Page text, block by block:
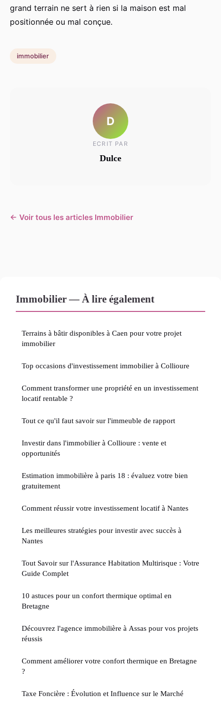
grand terrain ne sert à rien si la maison est mal
positionnée ou mal conçue.
immobilier
D
ECRIT PAR
Dulce
← Voir tous les articles Immobilier
Immobilier — À lire également
Terrains à bâtir disponibles à Caen pour votre projet
immobilier
Top occasions d'investissement immobilier à Collioure
Comment transformer une propriété en un investissement
locatif rentable ?
Tout ce qu'il faut savoir sur l'immeuble de rapport
Investir dans l'immobilier à Collioure : vente et
opportunités
Estimation immobilière à paris 18 : évaluez votre bien
gratuitement
Comment réussir votre investissement locatif à Nantes
Les meilleures stratégies pour investir avec succès à
Nantes
Tout Savoir sur l'Assurance Habitation Multirisque : Votre
Guide Complet
10 astuces pour un confort thermique optimal en
Bretagne
Découvrez l'agence immobilière à Assas pour vos projets
réussis
Comment améliorer votre confort thermique en Bretagne
?
Taxe Foncière : Évolution et Influence sur le Marché